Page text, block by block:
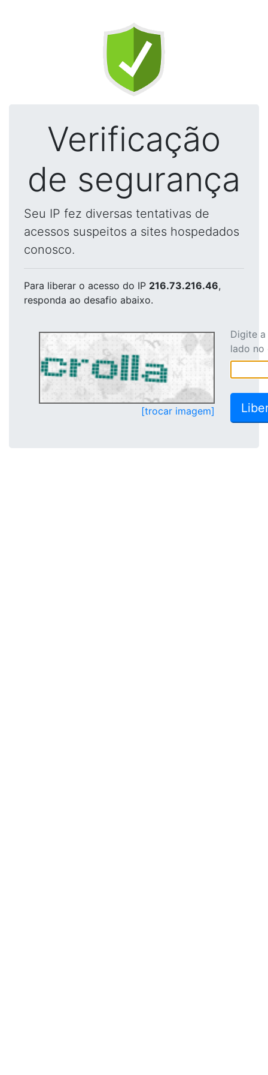
Verificação
de segurança
Seu IP fez diversas tentativas de
acessos suspeitos a sites hospedados
conosco.
Para liberar o acesso do IP 216.73.216.46,
responda ao desafio abaixo.
[trocar imagem]
Digite
lado no